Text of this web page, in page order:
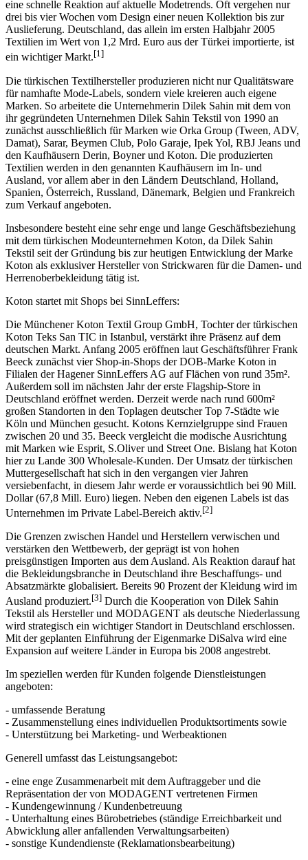
drei bis vier Wochen vom Design einer neuen Kollektion bis zur
Auslieferung. Deutschland, das allein im ersten Halbjahr 2005
Textilien im Wert von 1,2 Mrd. Euro aus der Türkei importierte, ist
ein wichtiger Markt.[1]
für namhafte Mode-Labels, sondern viele kreieren auch eigene
Marken. So arbeitete die Unternehmerin Dilek Sahin mit dem von
ihr gegründeten Unternehmen Dilek Sahin Tekstil von 1990 an
zunächst ausschließlich für Marken wie Orka Group (Tween, ADV,
Damat), Sarar, Beymen Club, Polo Garaje, Ipek Yol, RBJ Jeans und
den Kaufhäusern Derin, Boyner und Koton. Die produzierten
Textilien werden in den genannten Kaufhäusern im In- und
Ausland, vor allem aber in den Ländern Deutschland, Holland,
Spanien, Österreich, Russland, Dänemark, Belgien und Frankreich
zum Verkauf angeboten.
mit dem türkischen Modeunternehmen Koton, da Dilek Sahin
Tekstil seit der Gründung bis zur heutigen Entwicklung der Marke
Koton als exklusiver Hersteller von Strickwaren für die Damen- und
Herrenoberbekleidung tätig ist.
Koton Teks San TIC in Istanbul, verstärkt ihre Präsenz auf dem
deutschen Markt. Anfang 2005 eröffnen laut Geschäftsführer Frank
Beeck zunächst vier Shop-in-Shops der DOB-Marke Koton in
Filialen der Hagener SinnLeffers AG auf Flächen von rund 35m².
Außerdem soll im nächsten Jahr der erste Flagship-Store in
Deutschland eröffnet werden. Derzeit werde nach rund 600m²
großen Standorten in den Toplagen deutscher Top 7-Städte wie
Köln und München gesucht. Kotons Kernzielgruppe sind Frauen
zwischen 20 und 35. Beeck vergleicht die modische Ausrichtung
mit Marken wie Esprit, S.Oliver und Street One. Bislang hat Koton
hier zu Lande 300 Wholesale-Kunden. Der Umsatz der türkischen
Muttergesellschaft hat sich in den vergangen vier Jahren
versiebenfacht, in diesem Jahr werde er voraussichtlich bei 90 Mill.
Dollar (67,8 Mill. Euro) liegen. Neben den eigenen Labels ist das
Unternehmen im Private Label-Bereich aktiv.[2]
verstärken den Wettbewerb, der geprägt ist von hohen
preisgünstigen Importen aus dem Ausland. Als Reaktion darauf hat
die Bekleidungsbranche in Deutschland ihre Beschaffungs- und
Absatzmärkte globalisiert. Bereits 90 Prozent der Kleidung wird im
Ausland produziert.[3]Durch die Kooperation von Dilek Sahin
Tekstil als Hersteller und MODAGENT als deutsche Niederlassung
wird strategisch ein wichtiger Standort in Deutschland erschlossen.
Mit der geplanten Einführung der Eigenmarke DiSalva wird eine
Expansion auf weitere Länder in Europa bis 2008 angestrebt.
angeboten:
- Zusammenstellung eines individuellen Produktsortiments sowie
- Unterstützung bei Marketing- und Werbeaktionen
Repräsentation der von MODAGENT vertretenen Firmen
- Kundengewinnung / Kundenbetreuung
- Unterhaltung eines Bürobetriebes (ständige Erreichbarkeit und
Abwicklung aller anfallenden Verwaltungsarbeiten)
- sonstige Kundendienste (Reklamationsbearbeitung)